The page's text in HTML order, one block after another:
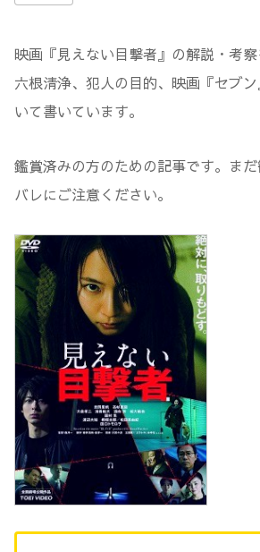
映画『見えない目撃者』の解説・考察
六根清浄、犯人の目的、映画『セブ
いて書いています。
鑑賞済みの方のための記事です。ま
バレにご注意ください。